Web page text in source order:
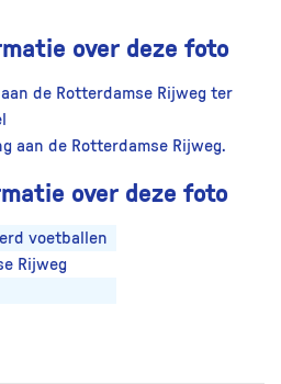
over deze foto
de Rotterdamse Rijweg ter
aan de Rotterdamse Rijweg.
over deze foto
voetballen
Rijweg